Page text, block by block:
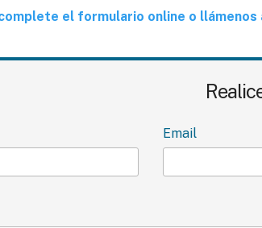
el formulario online o llámenos
Email